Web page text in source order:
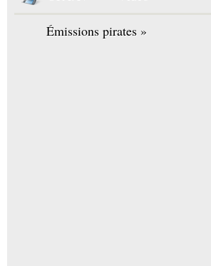
Émissions pirates »